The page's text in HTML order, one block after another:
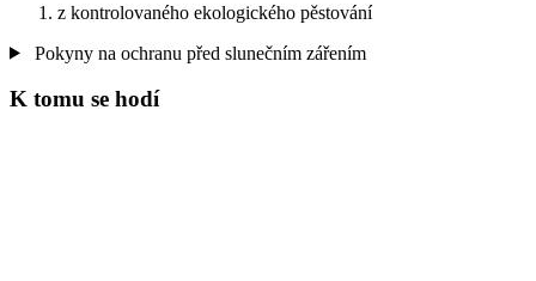
z kontrolovaného ekologického pěstování
Pokyny na ochranu před slunečním zářením
K tomu se hodí